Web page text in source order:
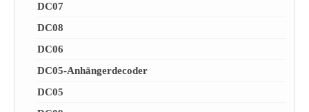
DC07
DC08
DC06
DC05-Anhängerdecoder
DC05